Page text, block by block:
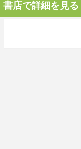
書店で詳細を見る